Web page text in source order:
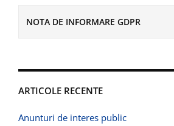
NOTA DE INFORMARE GDPR
ARTICOLE RECENTE
Anunturi de interes public